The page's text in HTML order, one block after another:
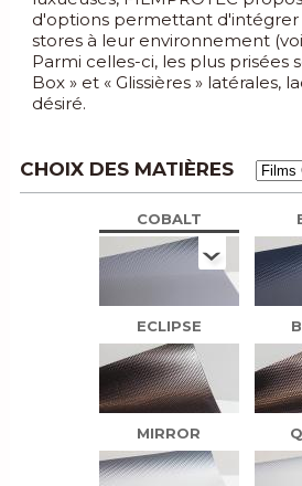
d'options permettant d'intégrer
stores à leur environnement
Parmi celles-ci, les plus prisées
Box » et « Glissières » latérales,
désiré.
CHOIX DES MATIÈRES
COBALT
ECLIPSE
MIRROR